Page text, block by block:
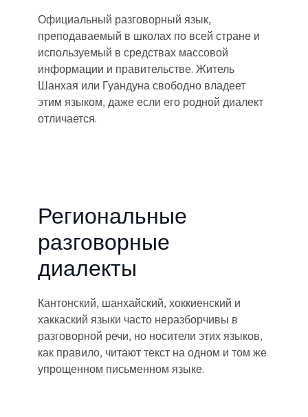
Официальный разговорный язык,
преподаваемый в школах по всей стране и
используемый в средствах массовой
информации и правительстве. Житель
Шанхая или Гуандуна свободно владеет
этим языком, даже если его родной диалект
отличается.
Региональные
разговорные
диалекты
Кантонский, шанхайский, хоккиенский и
хаккаский языки часто неразборчивы в
разговорной речи, но носители этих языков,
как правило, читают текст на одном и том же
упрощенном письменном языке.